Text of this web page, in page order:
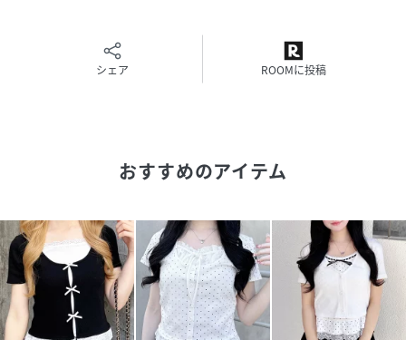
・透け感:透けない
・伸縮性:あり
・カジュアル
・ガーリー
・スタイルアップ
シェア ROOMに投稿
おすすめのアイテム